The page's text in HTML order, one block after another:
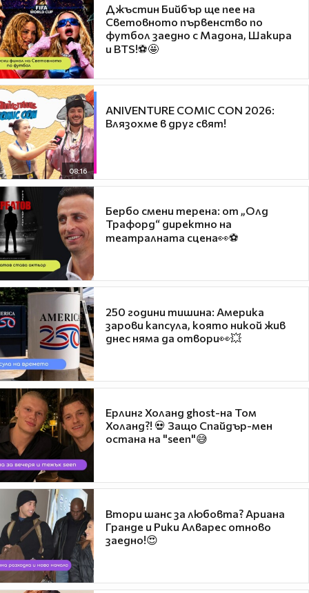
Джъстин Бийбър ще пее на
Световното първенство по
футбол заедно с Мадона, Шакира
и BTS!⚽🤩
08:16
ANIVENTURE COMIC CON 2026:
Влязохме в друг свят!
Бербо смени терена: от „Олд
Трафорд“ директно на
театралната сцена👀⚽
250 години тишина: Америка
зарови капсула, която никой жив
днес няма да отвори👀💥
Ерлинг Холанд ghost-на Том
Холанд?! 💀 Защо Спайдър-мен
остана на "seen"😅
Втори шанс за любовта? Ариана
Гранде и Рики Алварес отново
заедно!😍